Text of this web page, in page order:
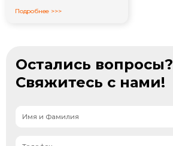
Подробнее >>>
Остались вопросы?
Свяжитесь с нами!